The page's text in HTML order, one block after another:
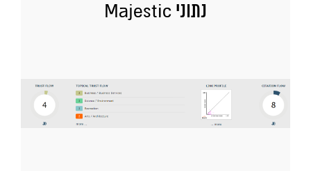
נתוני Majestic